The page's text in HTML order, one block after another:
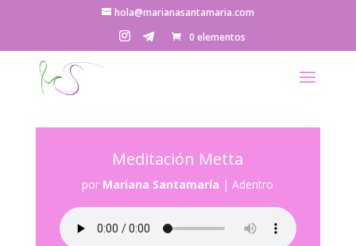
hola@marianasantamaria.com
0 elementos
Meditación Metta
por Mariana Santamaría |Adentro